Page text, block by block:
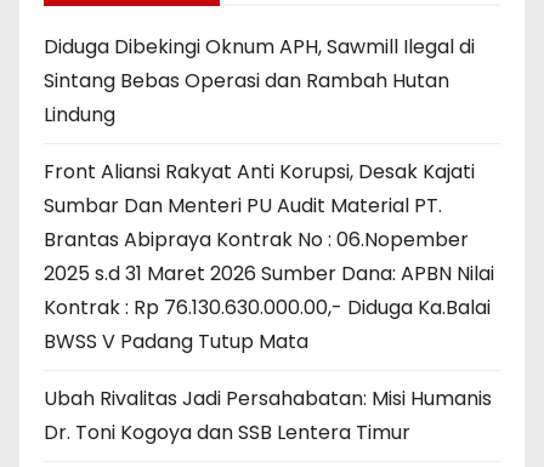
Diduga Dibekingi Oknum APH, Sawmill Ilegal di
Sintang Bebas Operasi dan Rambah Hutan
Lindung
Front Aliansi Rakyat Anti Korupsi, Desak Kajati
Sumbar Dan Menteri PU Audit Material PT.
Brantas Abipraya Kontrak No : 06.Nopember
2025 s.d 31 Maret 2026 Sumber Dana: APBN Nilai
Kontrak : Rp 76.130.630.000.00,- Diduga Ka.Balai
BWSS V Padang Tutup Mata
Ubah Rivalitas Jadi Persahabatan: Misi Humanis
Dr. Toni Kogoya dan SSB Lentera Timur